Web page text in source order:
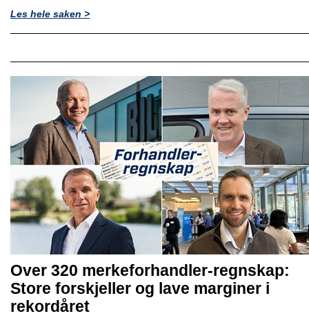
Les hele saken >
Over 320 merkeforhandler-regnskap:
Store forskjeller og lave marginer i
rekordåret